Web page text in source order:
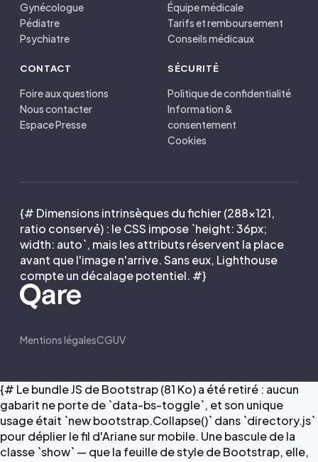
Gynécologue
Pédiatre
Psychiatre
Équipe médicale
Tarifs et remboursement
Conseils médicaux
CONTACT
Foire aux questions
Nous contacter
Espace Presse
SÉCURITÉ
Politique de confidentialité
Information &
consentement
Cookies
{# Dimensions intrinsèques du fichier (288×121,
ratio conservé) : le CSS impose `height: 36px;
width: auto`, mais les attributs réservent la place
avant que l'image n'arrive. Sans eux, Lighthouse
compte un décalage potentiel. #}
Mentions légalesCGUV
{# Le bundle JS de Bootstrap (81 Ko) a été retiré : aucun
gabarit ne porte de `data-bs-toggle`, et son unique
usage était `new bootstrap.Collapse()` dans `directory.js`
pour déplier le fil d'Ariane sur mobile. Une bascule de la
classe `show` — que la feuille de style de Bootstrap, elle,